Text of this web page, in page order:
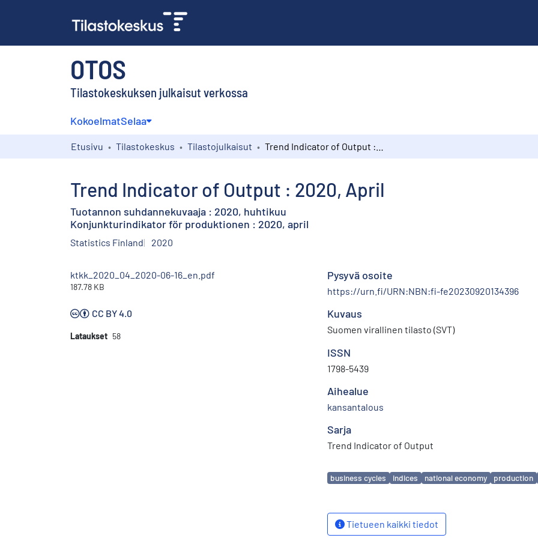
OTOS
Tilastokeskuksen julkaisut verkossa
KokoelmatSelaa
Etusivu Tilastokeskus Tilastojulkaisut
Trend Indicator of Output : 2020, April
Tuotannon suhdannekuvaaja : 2020, huhtikuu
Konjunkturindikator för produktionen : 2020, april
Statistics Finland 2020
ktkk_2020_04_2020-06-16_en.pdf
187.78 KB
CC BY 4.0
Lataukset 58
Pysyvä osoite
https://urn.fi/URN:NBN:fi-fe20230920134396
Kuvaus
Suomen virallinen tilasto (SVT)
ISSN
1798-5439
Aihealue
kansantalous
Sarja
Trend Indicator of Output
Avainsanat
business cycles indices national economy production
Tietueen kaikki tiedot